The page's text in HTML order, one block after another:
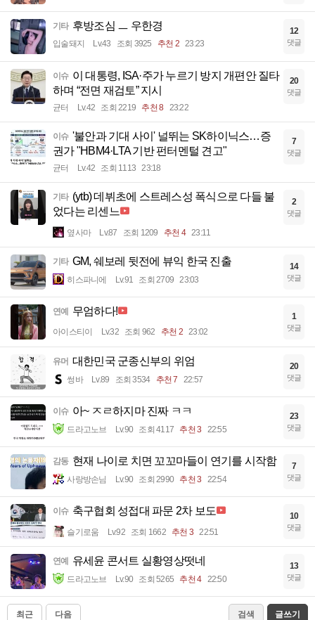
기타 후방조심 ㅡ 우한경
입술돼지 Lv.43 조회 3925 추천 2 23:23
12
댓글
이슈 이 대통령, ISA·주가 누르기 방지 개편안 질타
하며 “전면 재검토” 지시
균터 Lv.42 조회 2219 추천 8 23:22
20
댓글
이슈 '불안과 기대 사이' 널뛰는 SK하이닉스…증
권가 "HBM4·LTA 기반 펀터멘털 견고"
균터 Lv.42 조회 1113 23:18
7
댓글
기타 (ytb) 데뷔초에 스트레스성 폭식으로 다들 불
었다는 리센느
옆사마 Lv.87 조회 1209 추천 4 23:11
2
댓글
기타 GM, 쉐보레 뒷전에 뷰익 한국 진출
히스파니에 Lv.91 조회 2709 23:03
14
댓글
연예 무엄하다!
아이스티이 Lv.32 조회 962 추천 2 23:02
1
댓글
유머 대한민국 군종신부의 위엄
썽바 Lv.89 조회 3534 추천 7 22:57
20
댓글
이슈 아~ ㅈㄹ하지마 진짜 ㅋㅋ
드라고노브 Lv.90 조회 4117 추천 3 22:55
23
댓글
감동 현재 나이로 치면 꼬꼬마들이 연기를 시작함
사랑방손님 Lv.90 조회 2990 추천 3 22:54
7
댓글
이슈 축구협회 성접대 파문 2차 보도
슬기로움 Lv.92 조회 1662 추천 3 22:51
10
댓글
연예 유세윤 콘서트 실황영상떳네
드라고노브 Lv.90 조회 5265 추천 4 22:50
13
댓글
최근 다음 검색 글쓰기